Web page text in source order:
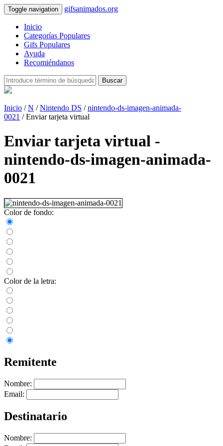
Toggle navigation gifsanimados.org
Inicio
Categorías Populares
Gifs Populares
Ayuda
Recomiéndanos
Buscar
Inicio /N /Nintendo DS /nintendo-ds-imagen-animada-
0021 / Enviar tarjeta virtual
Enviar tarjeta virtual -
nintendo-ds-imagen-animada-
0021
Color de fondo:
Color de la letra:
Remitente
Nombre:
Email:
Destinatario
Nombre: